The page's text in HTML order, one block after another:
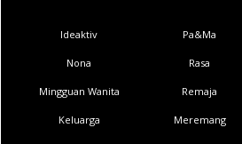
RM14.6 RM14.6
Buy Now
Ideaktiv
Nona
Mingguan Wanita
Keluarga
Pa&Ma
Rasa
Remaja
Meremang